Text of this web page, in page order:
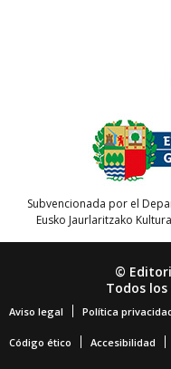
Subvencionada por el
Eusko Jaurlaritzako
©
Todos los
Aviso legal Política
Código ético Accesibilidad